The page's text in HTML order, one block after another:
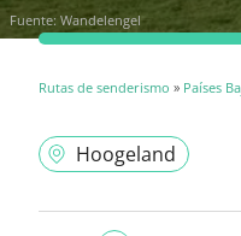
Fuente: Wandelengel
Rutas de senderismo » Países
Hoogeland